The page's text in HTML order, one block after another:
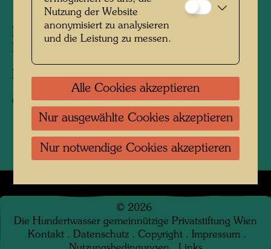
Personen am Foto:
Friedensreich
Hundertwasser
Fotograf:Karin Székessy-Wunderlich
Copyright:Karin Székessy-Wunderlich
© 2026
Die Hundertwasser gemeinnützige Privatstiftung Wien
Kontakt . Datenschutz . Copyright . Impressum .
Nutzung der Website
anonymisiert zu analysieren
und die Leistung zu messen.
Alle Cookies akzeptieren
Nur ausgewählte Cookies akzeptieren
Nur notwendige Cookies akzeptieren